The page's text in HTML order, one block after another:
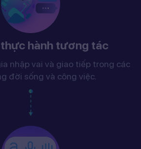
thực hành tương tác
nhập vai và giao tiếp trong các
đời sống và công việc.